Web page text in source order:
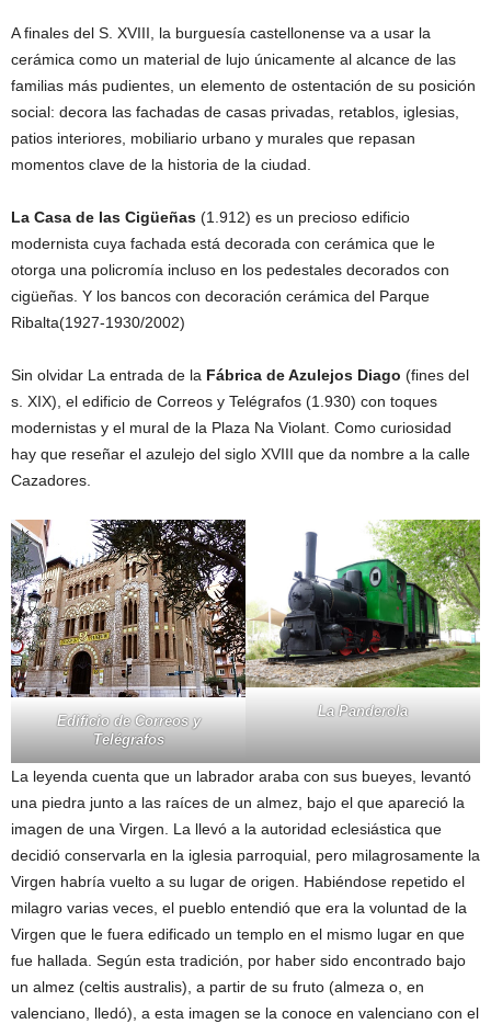
A finales del S. XVIII, la burguesía castellonense va a usar la
cerámica como un material de lujo únicamente al alcance de las
familias más pudientes, un elemento de ostentación de su posición
social: decora las fachadas de casas privadas, retablos, iglesias,
patios interiores, mobiliario urbano y murales que repasan
momentos clave de la historia de la ciudad.
La Casa de las Cigüeñas (1.912) es un precioso edificio
modernista cuya fachada está decorada con cerámica que le
otorga una policromía incluso en los pedestales decorados con
cigüeñas. Y los bancos con decoración cerámica del Parque
Ribalta(1927-1930/2002)
Sin olvidar La entrada de la Fábrica de Azulejos Diago (fines del
s. XIX), el edificio de Correos y Telégrafos (1.930) con toques
modernistas y el mural de la Plaza Na Violant. Como curiosidad
hay que reseñar el azulejo del siglo XVIII que da nombre a la calle
Cazadores.
Edificio de Correos y
Telégrafos
La Panderola
La leyenda cuenta que un labrador araba con sus bueyes, levantó
una piedra junto a las raíces de un almez, bajo el que apareció la
imagen de una Virgen. La llevó a la autoridad eclesiástica que
decidió conservarla en la iglesia parroquial, pero milagrosamente la
Virgen habría vuelto a su lugar de origen. Habiéndose repetido el
milagro varias veces, el pueblo entendió que era la voluntad de la
Virgen que le fuera edificado un templo en el mismo lugar en que
fue hallada. Según esta tradición, por haber sido encontrado bajo
un almez (celtis australis), a partir de su fruto (almeza o, en
valenciano, lledó), a esta imagen se la conoce en valenciano con el